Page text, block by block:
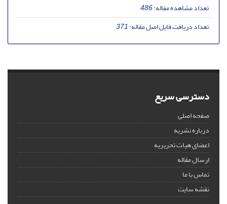
تعداد مشاهده مقاله:486
تعداد دریافت فایل اصل مقاله:371
دسترسی سریع
صفحه اصلی
درباره نشریه
اعضای هیات تحریریه
ارسال مقاله
تماس با ما
نقشه سایت